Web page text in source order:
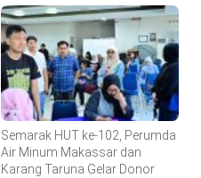
Semarak HUT ke-102, Perumda
Air Minum Makassar dan
Karang Taruna Gelar Donor